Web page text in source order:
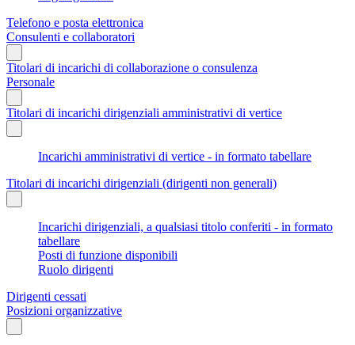
Telefono e posta elettronica
Consulenti e collaboratori
Titolari di incarichi di collaborazione o consulenza
Personale
Titolari di incarichi dirigenziali amministrativi di vertice
Incarichi amministrativi di vertice - in formato tabellare
Titolari di incarichi dirigenziali (dirigenti non generali)
Incarichi dirigenziali, a qualsiasi titolo conferiti - in formato
tabellare
Posti di funzione disponibili
Ruolo dirigenti
Dirigenti cessati
Posizioni organizzative